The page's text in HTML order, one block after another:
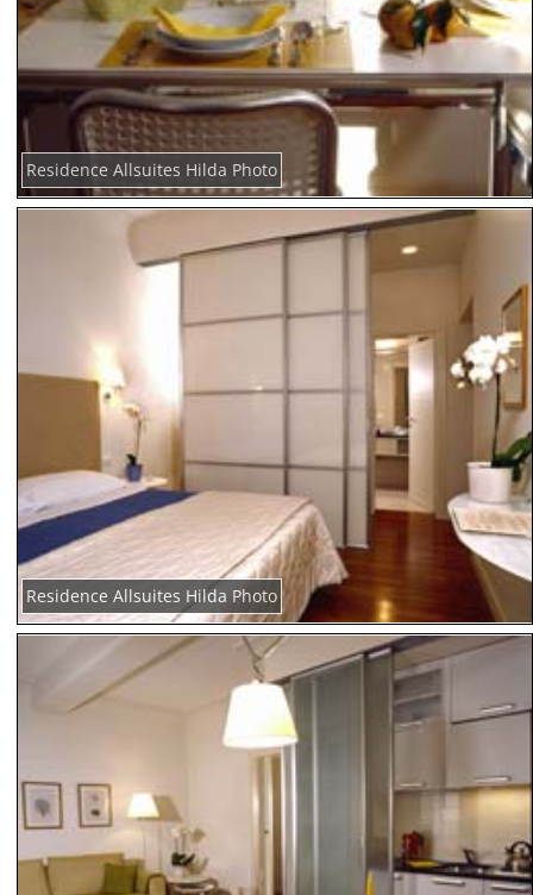
Residence Allsuites Hilda Photo
Residence Allsuites Hilda Photo